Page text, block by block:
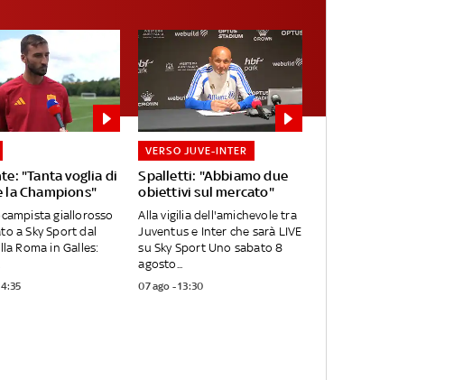
"Tanta voglia di
la Champions"
giallorosso
a Sky Sport dal
Roma in Galles:
Spalletti: "Abbiamo due
obiettivi sul mercato"
VERSO JUVE-INTER
Alla vigilia dell'amichevole tra
Juventus e Inter che sarà LIVE
su Sky Sport Uno sabato 8
agosto...
07 ago - 13:30